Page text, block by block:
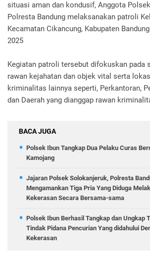
situasi aman dan kondusif, Anggota
Polresta Bandung melaksanakan patroli
Kecamatan Cikancung, Kabupaten
2025
Kegiatan patroli tersebut difokuskan pada
rawan kejahatan dan objek vital serta
kriminalitas lainnya seperti, Perkantoran,
dan Daerah yang dianggap rawan
BACA JUGA
Polsek Ibun Tangkap Dua Pelaku Curas
Kamojang
Jajaran Polsek Solokanjeruk, Polresta
Mengamankan Tiga Pria Yang Diduga
Kekerasan Secara Bersama-sama
Polsek Ibun Berhasil Tangkap dan Ungkap
Tindak Pidana Pencurian Yang didahului
Kekerasan